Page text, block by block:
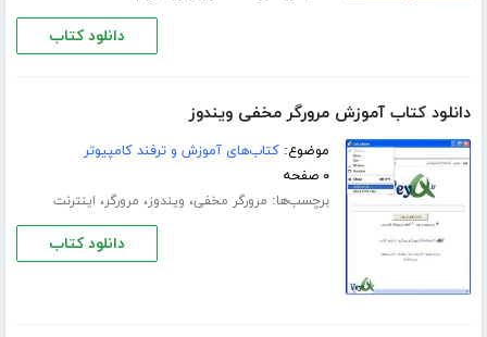
دانلود کتاب
دانلود کتاب آموزش مرورگر مخفی ویندوز
موضوع:کتاب‌های آموزش و ترفند کامپیوتر
۰ صفحه
برچسب‌ها: مرورگر مخفی، ویندوز، مرورگر، اینترنت
دانلود کتاب